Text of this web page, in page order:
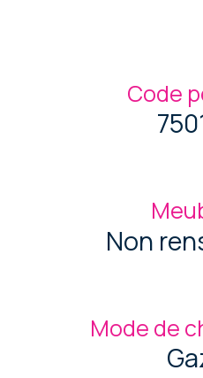
Code
Non
Mode de